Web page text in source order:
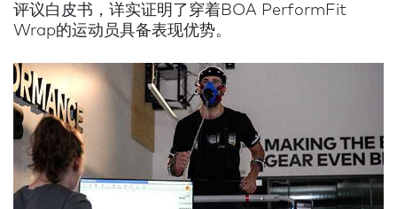
评议白皮书，详实证明了穿着BOA PerformFit
Wrap的运动员具备表现优势。